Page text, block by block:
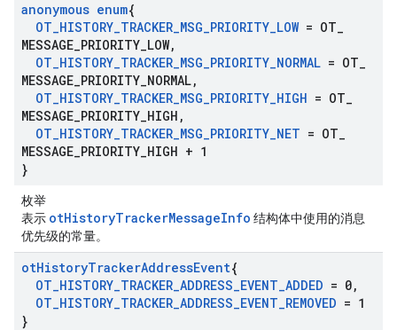
anonymous enum{
OT_HISTORY_TRACKER_MSG_PRIORITY_LOW= OT
MESSAGE PRIORITY LOW,
OT_HISTORY_TRACKER_MSG_PRIORITY_NORMAL = OT
MESSAGE PRIORITY NORMAL,
OT_HISTORY_TRACKER_MSG_PRIORITY_HIGH = OT
MESSAGE PRIORITY HIGH ,
OT_HISTORY_TRACKER_MSG_PRIORITY_NET = OT
MESSAGE PRIORITY HIGH + 1
}
枚举
表示 otHistoryTrackerMessageInfo 结构体中使用的消息
优先级的常量。
otHistoryTrackerAddressEvent{
OT_HISTORY_TRACKER_ADDRESS_EVENT_ADDED = 0,
OT_HISTORY_TRACKER_ADDRESS_EVENT_REMOVED = 1
}